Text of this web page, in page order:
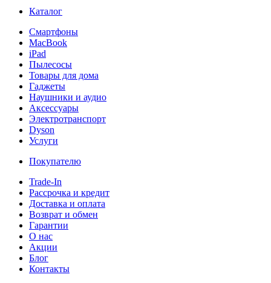
Каталог
Смартфоны
MacBook
iPad
Пылесосы
Товары для дома
Гаджеты
Наушники и аудио
Аксессуары
Электротранспорт
Dyson
Услуги
Покупателю
Trade-In
Рассрочка и кредит
Доставка и оплата
Возврат и обмен
Гарантии
О нас
Акции
Блог
Контакты